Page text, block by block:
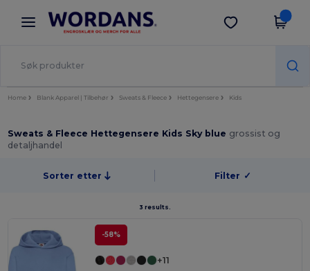
× Wordans-app
Bedre priser i appen!
Last ned app
Home Blank Apparel | Tilbehør Sweats & Fleece Hettegensere Kids
Sweats & Fleece Hettegensere Kids Sky blue grossist og
detaljhandel
Sorter etter Filter ✓
3 results.
-58%
+11